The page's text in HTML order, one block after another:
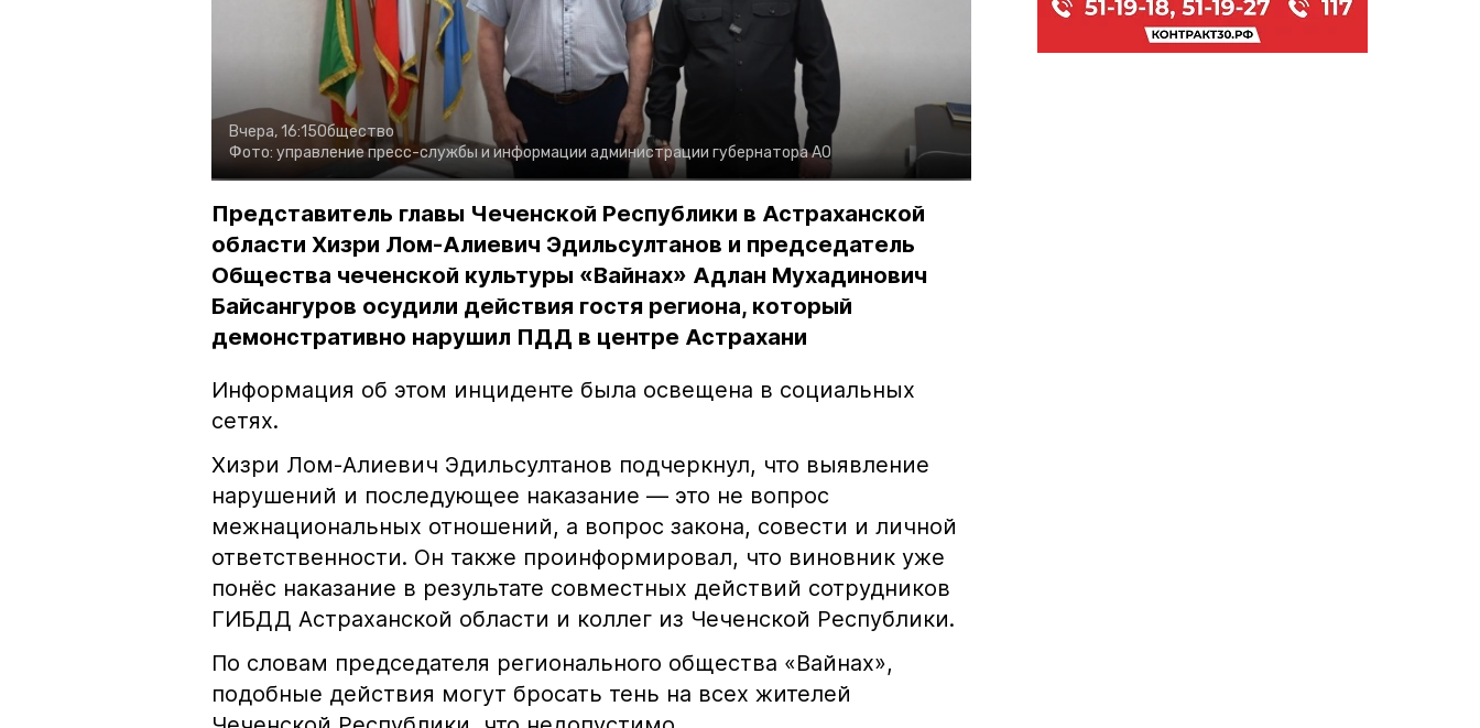
Вчера, 16:15Общество
Фото: управление пресс-службы и информации администрации губернатора АО
Представитель главы Чеченской Республики в Астраханской
области Хизри Лом-Алиевич Эдильсултанов и председатель
Общества чеченской культуры «Вайнах» Адлан Мухадинович
Байсангуров осудили действия гостя региона, который
демонстративно нарушил ПДД в центре Астрахани
Информация об этом инциденте была освещена в социальных
сетях.
Хизри Лом-Алиевич Эдильсултанов подчеркнул, что выявление
нарушений и последующее наказание — это не вопрос
межнациональных отношений, а вопрос закона, совести и личной
ответственности. Он также проинформировал, что виновник уже
понёс наказание в результате совместных действий сотрудников
ГИБДД Астраханской области и коллег из Чеченской Республики.
По словам председателя регионального общества «Вайнах»,
подобные действия могут бросать тень на всех жителей